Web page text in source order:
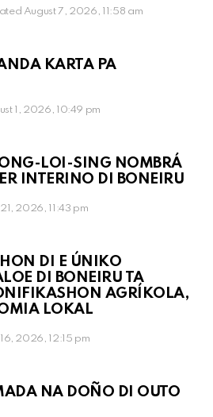
August 7, 2026, 11:58 am
KARTA PA
1, 2026, 10:49 pm
LOI-SING NOMBRÁ
INTERINO DI BONEIRU
2026, 11:43 pm
DI E ÚNIKO
DI BONEIRU TA
AGRÍKOLA,
LOKAL
16, 2026, 12:15 pm
NA DOÑO DI OUTO